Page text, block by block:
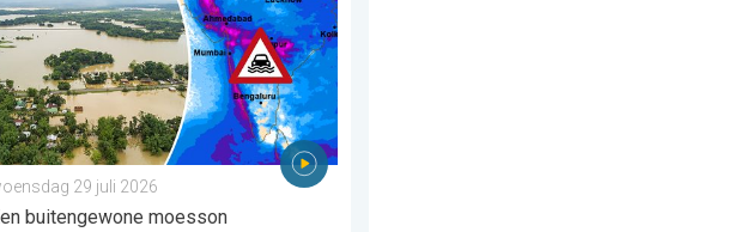
29 juli 2026
buitengewone moesson